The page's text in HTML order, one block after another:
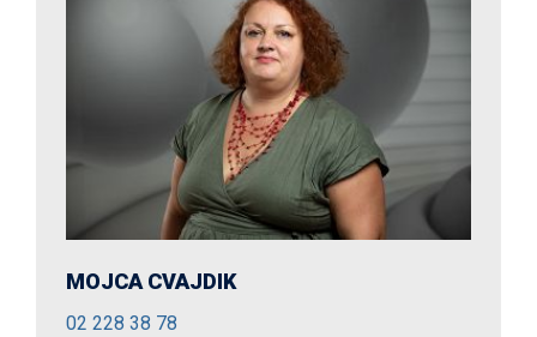
MOJCA CVAJDIK
02 228 38 78